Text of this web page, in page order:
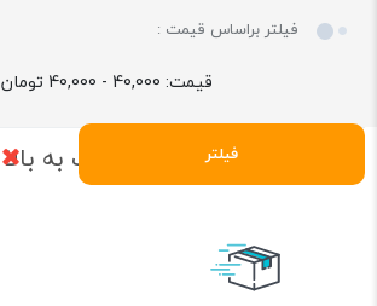
فیلتر براساس قیمت :
قیمت: 40,000 - 40,000 تومان
فیلتر بازگشت به بالا